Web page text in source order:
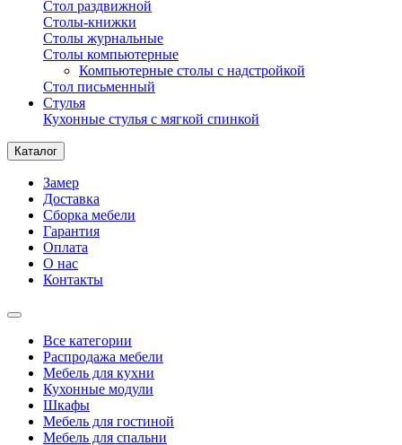
Стол раздвижной
Столы-книжки
Столы журнальные
Столы компьютерные
Компьютерные столы с надстройкой
Стол письменный
Стулья
Кухонные стулья с мягкой спинкой
Каталог
Замер
Доставка
Сборка мебели
Гарантия
Оплата
О нас
Контакты
Все категории
Распродажа мебели
Мебель для кухни
Кухонные модули
Шкафы
Мебель для гостиной
Мебель для спальни